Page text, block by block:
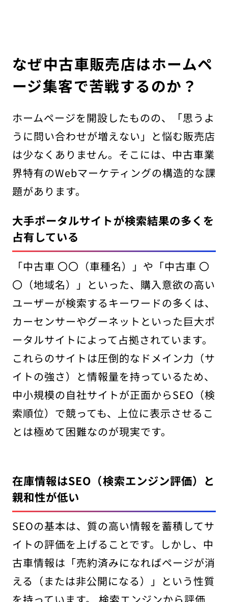
なぜ中古車販売店はホームペ
ージ集客で苦戦するのか？
ホームページを開設したものの、「思うよ
うに問い合わせが増えない」と悩む販売店
は少なくありません。そこには、中古車業
界特有のWebマーケティングの構造的な課
題があります。
大手ポータルサイトが検索結果の多くを
占有している
「中古車 〇〇（車種名）」や「中古車 〇
〇（地域名）」といった、購入意欲の高い
ユーザーが検索するキーワードの多くは、
カーセンサーやグーネットといった巨大ポ
ータルサイトによって占拠されています。
これらのサイトは圧倒的なドメイン力（サ
イトの強さ）と情報量を持っているため、
中小規模の自社サイトが正面からSEO（検
索順位）で競っても、上位に表示させるこ
とは極めて困難なのが現実です。
在庫情報はSEO（検索エンジン評価）と
親和性が低い
SEOの基本は、質の高い情報を蓄積してサ
イトの評価を上げることです。しかし、中
古車情報は「売約済みになればページが消
える（または非公開になる）」という性質